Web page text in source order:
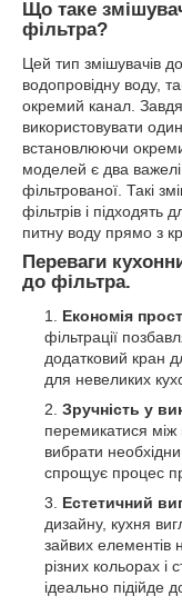
Що таке
фільтра?
Цей тип змішувачів
водопровідну воду,
окремий канал.
використовувати
встановлюючи
моделей є два
фільтрованої. Такі
фільтрів і підходять
питну воду прямо з
Переваги
до фільтра.
Економія
фільтрації
додатковий кран
для невеликих
Зручність у
перемикатися
вибрати
спрощує процес
Естетичний
дизайну, кухня
зайвих елементів
різних кольорах
ідеально підійде